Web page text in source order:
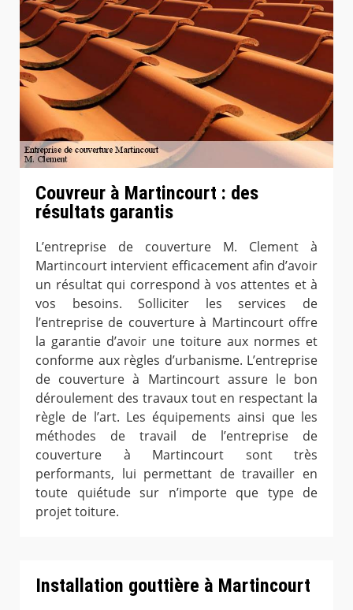
Couvreur à Martincourt : des
résultats garantis
L’entreprise de couverture M. Clement à
Martincourt intervient efficacement afin d’avoir
un résultat qui correspond à vos attentes et à
vos besoins. Solliciter les services de
l’entreprise de couverture à Martincourt offre
la garantie d’avoir une toiture aux normes et
conforme aux règles d’urbanisme. L’entreprise
de couverture à Martincourt assure le bon
déroulement des travaux tout en respectant la
règle de l’art. Les équipements ainsi que les
méthodes de travail de l’entreprise de
couverture à Martincourt sont très
performants, lui permettant de travailler en
toute quiétude sur n’importe que type de
projet toiture.
Installation gouttière à Martincourt